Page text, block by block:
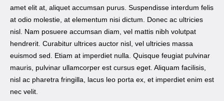
amet elit at, aliquet accumsan purus. Suspendisse interdum felis
at odio molestie, at elementum nisi dictum. Donec ac ultricies
nisl. Nam posuere accumsan diam, vel mattis nibh volutpat
hendrerit. Curabitur ultrices auctor nisl, vel ultricies massa
euismod sed. Etiam at imperdiet nulla. Quisque feugiat pulvinar
mauris, pulvinar ullamcorper est cursus eget. Aliquam facilisis,
nisl ac pharetra fringilla, lacus leo porta ex, et imperdiet enim est
nec velit.